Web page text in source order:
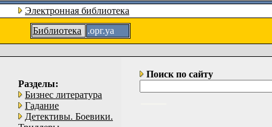
Электронная библиотека
Библиотека
.орг.уа
Разделы:
Бизнес литература
Гадание
Детективы. Боевики.
Поиск по сайту